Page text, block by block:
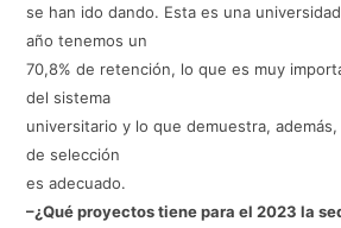
se han ido dando. Esta es una
año tenemos un
70,8% de retención, lo que es muy
del sistema
universitario y lo que demuestra,
de selección
es adecuado.
–¿Qué proyectos tiene para el 2023 la